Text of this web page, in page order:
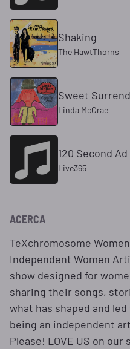
Shaking
The HawtThorns
Sweet
Linda McCrae
120 Second
Live365
ACERCA
TeXchromosome
Independent Women
show designed for
sharing their songs,
what has shaped and
being an independent
Please! LOVE US on our